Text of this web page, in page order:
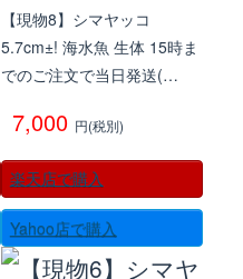
【現物8】シマヤッコ
5.7cm±! 海水魚 生体 15時ま
でのご注文で当日発送(…
7,000 円(税別)
楽天店で購入
Yahoo店で購入